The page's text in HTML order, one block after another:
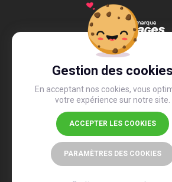
Gestion des cookies
En acceptant nos cookies, vous
votre expérience sur notre site.
ACCEPTER LES COOKIES
PARAMÈTRES DES COOKIES
4,4